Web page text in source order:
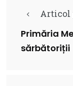
Articol
Primăria
sărbătoriții